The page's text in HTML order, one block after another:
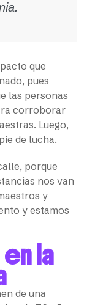
que
pues
las personas
corroborar
Luego,
de lucha.
porque
nos van
y
y estamos
en la
de una